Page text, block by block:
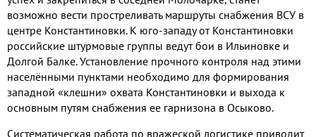
возможно вести простреливать маршруты снабжения ВСУ в
центре Константиновки. К юго-западу от Константиновки
российские штурмовые группы ведут бои в Ильиновке и
Долгой Балке. Установление прочного контроля над этими
населёнными пунктами необходимо для формирования
западной «клешни» охвата Константиновки и выхода к
основным путям снабжения ее гарнизона в Осыково.
Систематическая работа по вражеской логистике приводит